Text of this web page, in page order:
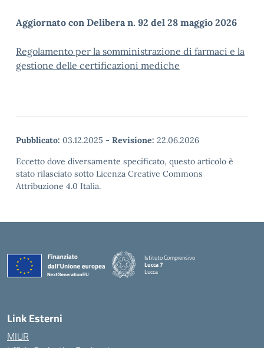
Aggiornato con Delibera n. 92 del 28 maggio 2026
Regolamento per la somministrazione di farmaci e la
gestione delle certificazioni mediche
Pubblicato: 03.12.2025 - Revisione: 22.06.2026
Eccetto dove diversamente specificato, questo articolo è
stato rilasciato sotto Licenza Creative Commons
Attribuzione 4.0 Italia.
Istituto Comprensivo
Lucca 7
Lucca
Link Esterni
MIUR